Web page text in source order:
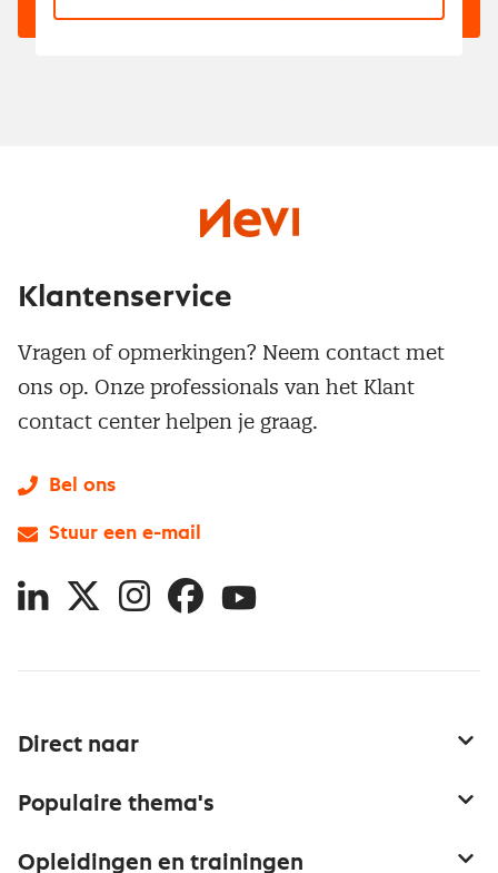
Direct naar
Populaire thema's
Opleidingen en trainingen
Klantenservice
Vragen of opmerkingen? Neem contact met
ons op. Onze professionals van het Klant
contact center helpen je graag.
Bel ons
Stuur een e-mail
LinkedIn
X InstagramFacebookYouTube